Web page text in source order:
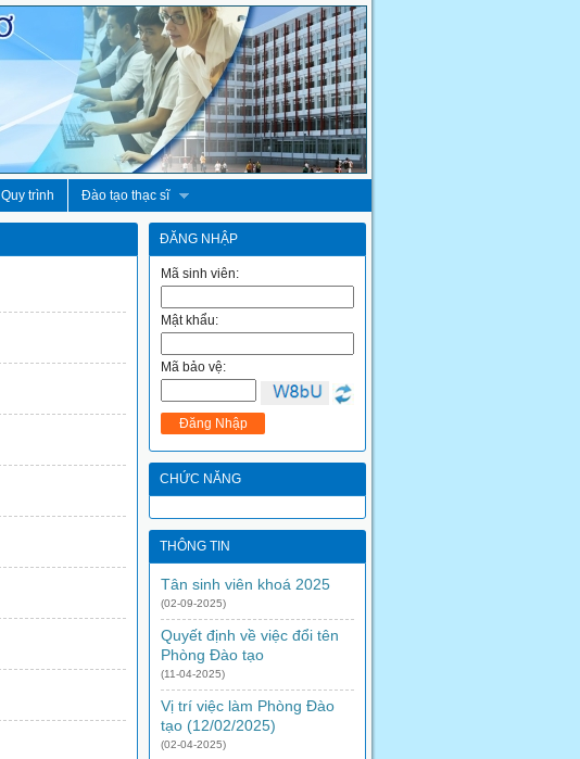
Quy trình Đào tạo thạc sĩ
ĐĂNG NHẬP
Mã sinh viên:
Mật khẩu:
Mã bảo vệ:
CHỨC NĂNG
THÔNG TIN
Tân sinh viên khoá 2025
(02-09-2025)
Quyết định về việc đổi tên
Phòng Đào tạo
(11-04-2025)
Vị trí việc làm Phòng Đào
tạo (12/02/2025)
(02-04-2025)